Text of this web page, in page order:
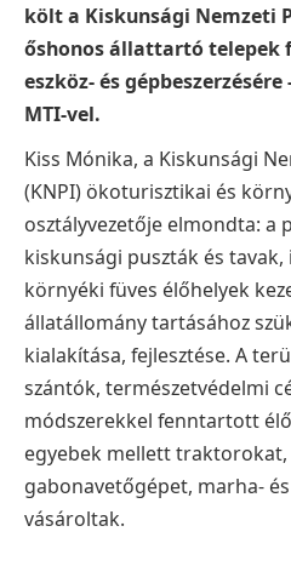
költ a Kiskunsági Nemzeti
őshonos állattartó telepek
eszköz- és
MTI-vel.
Kiss Mónika, a Kiskunsági
(KNPI) ökoturisztikai és
osztályvezetője elmondta: a
kiskunsági puszták és
környéki füves élőhelyek
állatállomány tartásához
kialakítása, fejlesztése. A
szántók, természetvédelmi
módszerekkel fenntartott
egyebek mellett traktorokat,
gabonavetőgépet, marha-
vásároltak.